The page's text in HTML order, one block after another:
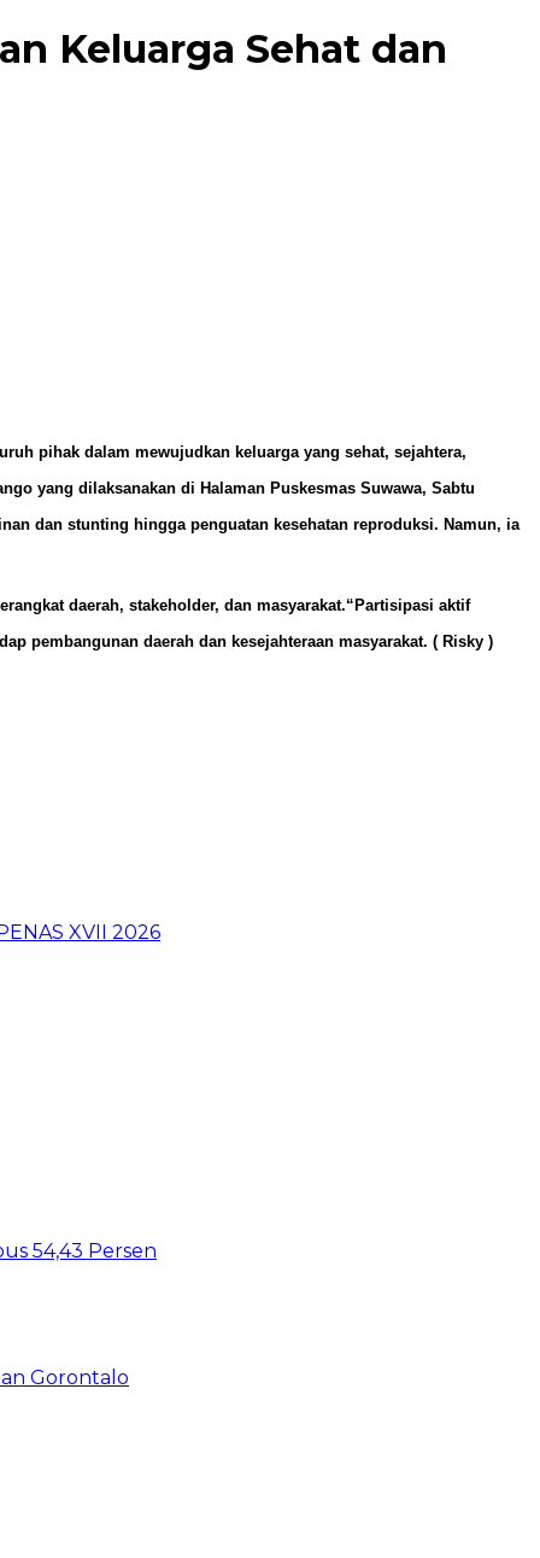
Keluarga Sehat dan
pihak dalam mewujudkan keluarga yang sehat, sejahtera,
yang dilaksanakan di Halaman Puskesmas Suwawa, Sabtu
dan stunting hingga penguatan kesehatan reproduksi. Namun, ia
daerah, stakeholder, dan masyarakat.“Partisipasi aktif
pembangunan daerah dan kesejahteraan masyarakat. ( Risky )
XVII 2026
54,43 Persen
Gorontalo